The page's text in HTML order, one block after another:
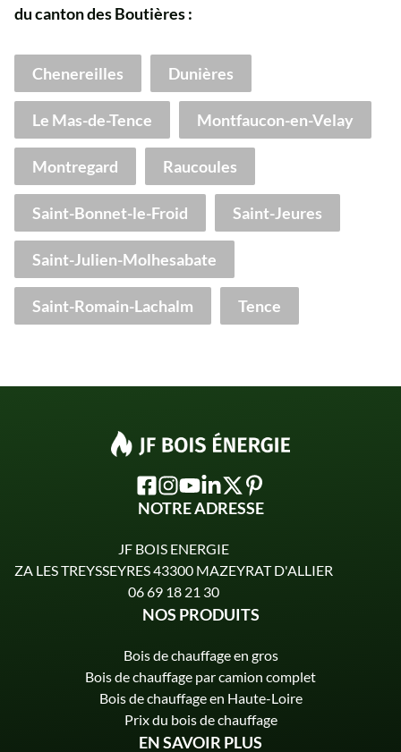
du canton des Boutières :
Chenereilles Dunières
Le Mas-de-Tence Montfaucon-en-Velay
Montregard Raucoules
Saint-Bonnet-le-Froid Saint-Jeures
Saint-Julien-Molhesabate
Saint-Romain-Lachalm Tence
NOTRE ADRESSE
JF BOIS ENERGIE
ZA LES TREYSSEYRES 43300 MAZEYRAT D'ALLIER
06 69 18 21 30
NOS PRODUITS
Bois de chauffage en gros
Bois de chauffage par camion complet
Bois de chauffage en Haute-Loire
Prix du bois de chauffage
EN SAVOIR PLUS